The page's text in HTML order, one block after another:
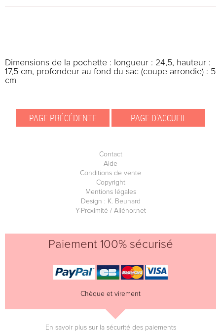
Dimensions de la pochette : longueur : 24,5, hauteur :
17,5 cm, profondeur au fond du sac (coupe arrondie) : 5
cm
Contact
Aide
Conditions de vente
Copyright
Mentions légales
Design : K. Beunard
Y-Proximité / Aliénor.net
Paiement 100% sécurisé
Chèque et virement
En savoir plus sur la sécurité des paiements